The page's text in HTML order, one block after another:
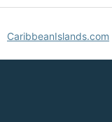
CaribbeanIslands.com